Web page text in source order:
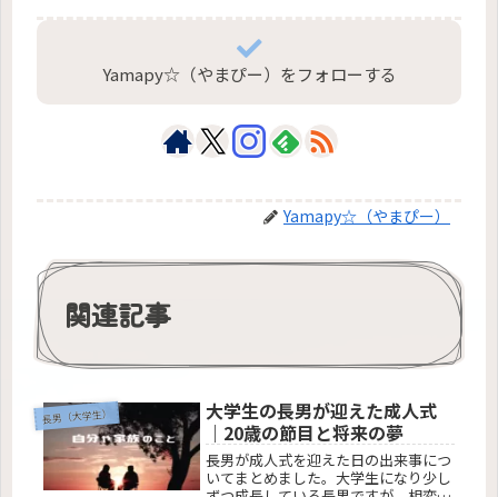
Yamapy☆（やまぴー）をフォローする
Yamapy☆（やまぴー）
関連記事
長男（大学生）
大学生の長男が迎えた成人式
｜20歳の節目と将来の夢
長男が成人式を迎えた日の出来事につ
いてまとめました。大学生になり少し